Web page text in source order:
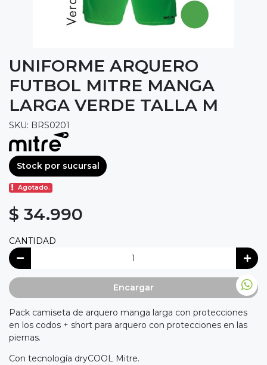
UNIFORME ARQUERO
FUTBOL MITRE MANGA
LARGA VERDE TALLA M
SKU: BRS0201
Stock por sucursal
Agotado.
$ 34.990
CANTIDAD
Encargar
Pack camiseta de arquero manga larga con protecciones
en los codos + short para arquero con protecciones en las
piernas.
Con tecnología dryCOOL Mitre.